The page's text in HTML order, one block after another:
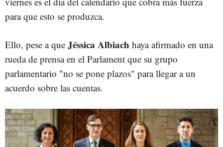
para que esto se produzca.
Ello, pese a que Jéssica Albiach haya afirmado en una
rueda de prensa en el Parlament que su grupo
parlamentario "no se pone plazos" para llegar a un
acuerdo sobre las cuentas.